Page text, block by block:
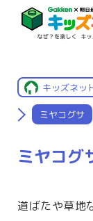
キッズネッ
ミヤコグサ
ミヤコグ
道ばたや草地